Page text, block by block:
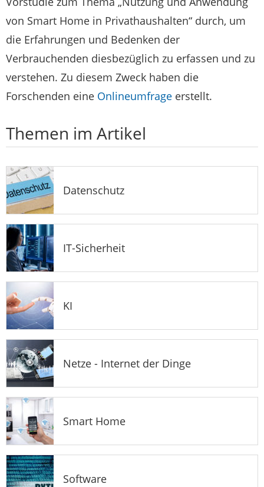
von Smart Home in Privathaushalten“ durch, um
die Erfahrungen und Bedenken der
Verbrauchenden diesbezüglich zu erfassen und zu
verstehen. Zu diesem Zweck haben die
Forschenden eine Onlineumfrage erstellt.
Themen im Artikel
Datenschutz
IT-Sicherheit
KI
Netze - Internet der Dinge
Smart Home
Software